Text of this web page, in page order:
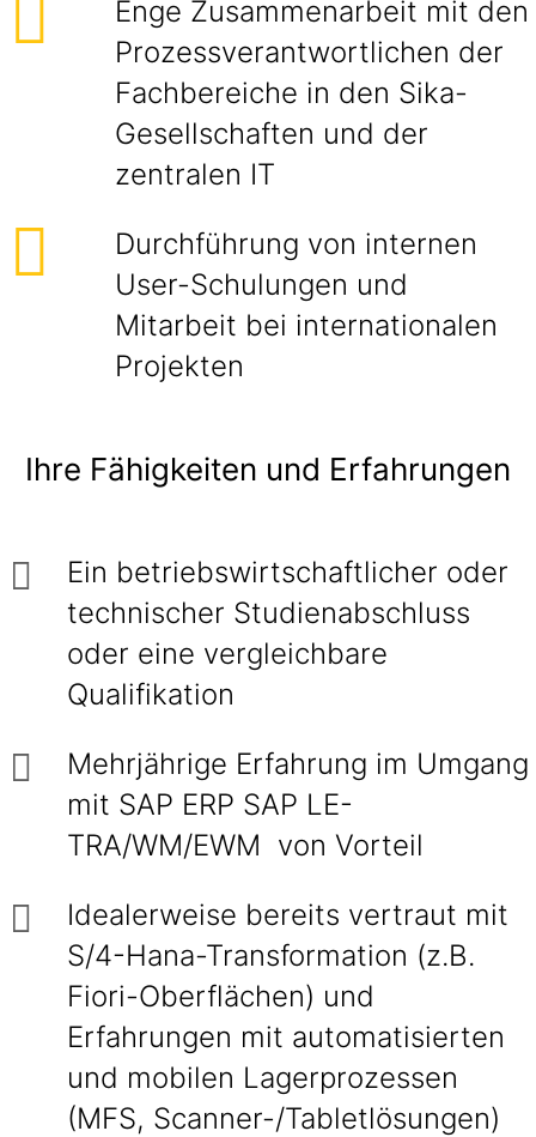
Enge Zusammenarbeit mit den
Prozessverantwortlichen der
Fachbereiche in den Sika-
Gesellschaften und der
zentralen IT
Durchführung von internen
User-Schulungen und
Mitarbeit bei internationalen
Projekten
Ihre Fähigkeiten und Erfahrungen
Ein betriebswirtschaftlicher oder
technischer Studienabschluss
oder eine vergleichbare
Qualifikation
Mehrjährige Erfahrung im Umgang
mit SAP ERP SAP LE-
TRA/WM/EWM von Vorteil
Idealerweise bereits vertraut mit
S/4-Hana-Transformation (z.B.
Fiori-Oberflächen) und
Erfahrungen mit automatisierten
und mobilen Lagerprozessen
(MFS, Scanner-/Tabletlösungen)